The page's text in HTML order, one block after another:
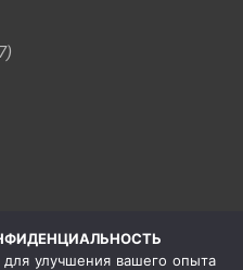
улучшения вашего опыта